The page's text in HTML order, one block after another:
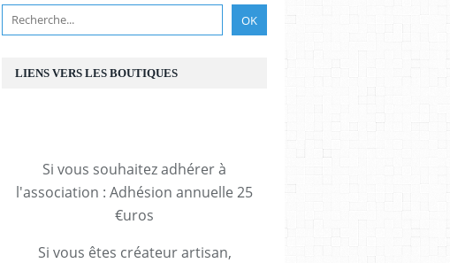
LIENS VERS LES BOUTIQUES
Si vous souhaitez adhérer à
l'association : Adhésion annuelle 25
€uros
Si vous êtes créateur artisan,